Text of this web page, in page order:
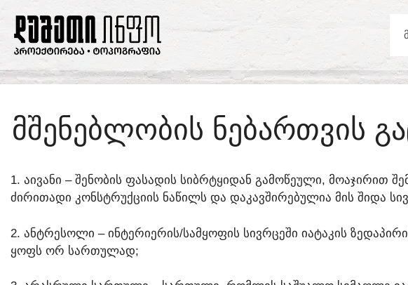
ᲛᲨᲔᲜᲔᲑᲚᲝᲑᲘᲡ ᲜᲔᲑᲐᲠᲗᲕᲘᲡ
1. ᲐᲘᲕᲐᲜᲘ – ᲨᲔᲜᲝᲑᲘᲡ ᲤᲐᲡᲐᲓᲘᲡ ᲡᲘᲑᲠᲢᲧᲘᲓᲐᲜ ᲒᲐᲛᲝᲬᲔᲣᲚᲘ,
ᲫᲘᲠᲘᲗᲐᲓᲘ ᲙᲝᲜᲡᲢᲠᲣᲥᲪᲘᲘᲡ ᲜᲐᲬᲘᲚᲡ ᲓᲐ ᲓᲐᲙᲐᲕᲨᲘᲠᲔᲑᲣᲚᲘᲐ ᲛᲘᲡ ᲨᲘᲓᲐ
2. ᲐᲜᲢᲠᲔᲡᲝᲚᲘ – ᲘᲜᲢᲔᲠᲘᲔᲠᲘᲡ/ᲡᲐᲛᲧᲝᲤᲘᲡ ᲡᲘᲕᲠᲪᲔᲨᲘ ᲘᲐᲢᲐᲙᲘᲡ
ᲧᲝᲤᲡ ᲝᲠ ᲡᲐᲠᲗᲣᲚᲐᲓ;